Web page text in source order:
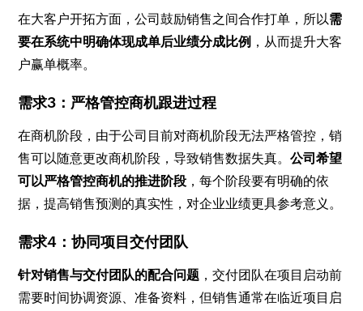
在大客户开拓方面，公司鼓励销售之间合作打单，所以需
要在系统中明确体现成单后业绩分成比例 ，从而提升大客
户赢单概率。
需求3：严格管控商机跟进过程
在商机阶段，由于公司目前对商机阶段无法严格管控，销
售可以随意更改商机阶段，导致销售数据失真。公司希望
可以严格管控商机的推进阶段 ，每个阶段要有明确的依
据，提高销售预测的真实性，对企业业绩更具参考意义。
需求4：协同项目交付团队
针对销售与交付团队的配合问题 ，交付团队在项目启动前
需要时间协调资源、准备资料，但销售通常在临近项目启